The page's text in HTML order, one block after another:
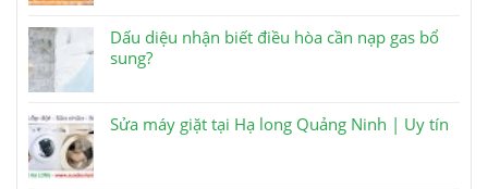
Dấu diệu nhận biết điều hòa cần nạp gas bổ
sung?
Sửa máy giặt tại Hạ long Quảng Ninh | Uy tín